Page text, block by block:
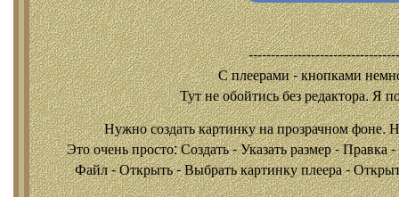
С плеерами - кнопками
Тут не обойтись без редактора. Я
Нужно создать картинку на прозрачном фоне.
Это очень просто: Создать - Указать размер -
Файл - Открыть - Выбрать картинку плеера -